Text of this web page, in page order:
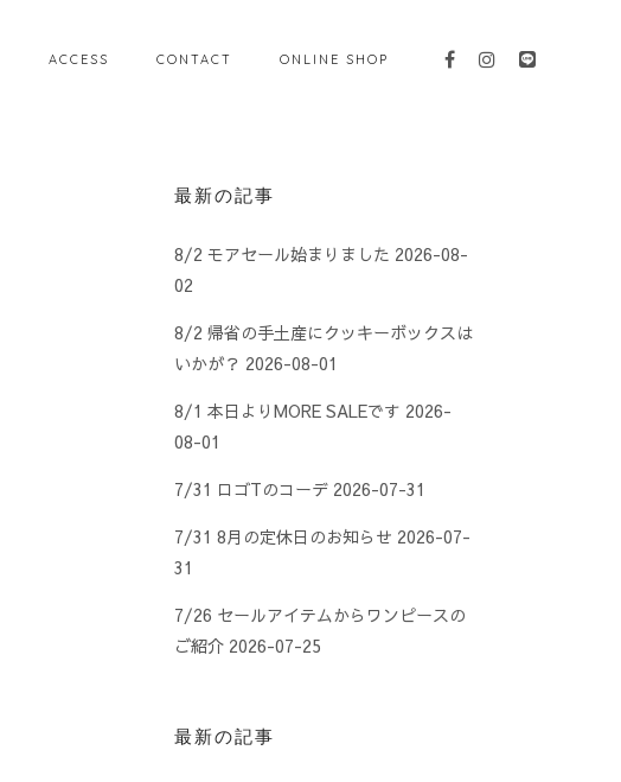
ACCESS CONTACT ONLINE SHOP
最新の記事
8/2 モアセール始まりました 2026-08-
02
8/2 帰省の手土産にクッキーボックスは
いかが？ 2026-08-01
8/1 本日よりMORE SALEです 2026-
08-01
7/31 ロゴTのコーデ 2026-07-31
7/31 8月の定休日のお知らせ 2026-07-
31
7/26 セールアイテムからワンピースの
ご紹介 2026-07-25
最新の記事